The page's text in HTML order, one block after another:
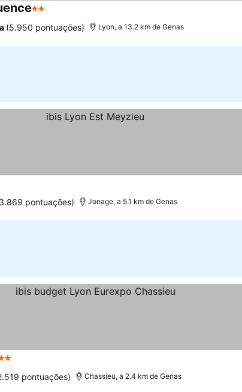
2 Estrelas
(5.950 pontuações) Lyon, a 13.2 km de Genas
pontuações) Jonage, a 5.1 km de Genas
Estrelas
pontuações) Chassieu, a 2.4 km de Genas